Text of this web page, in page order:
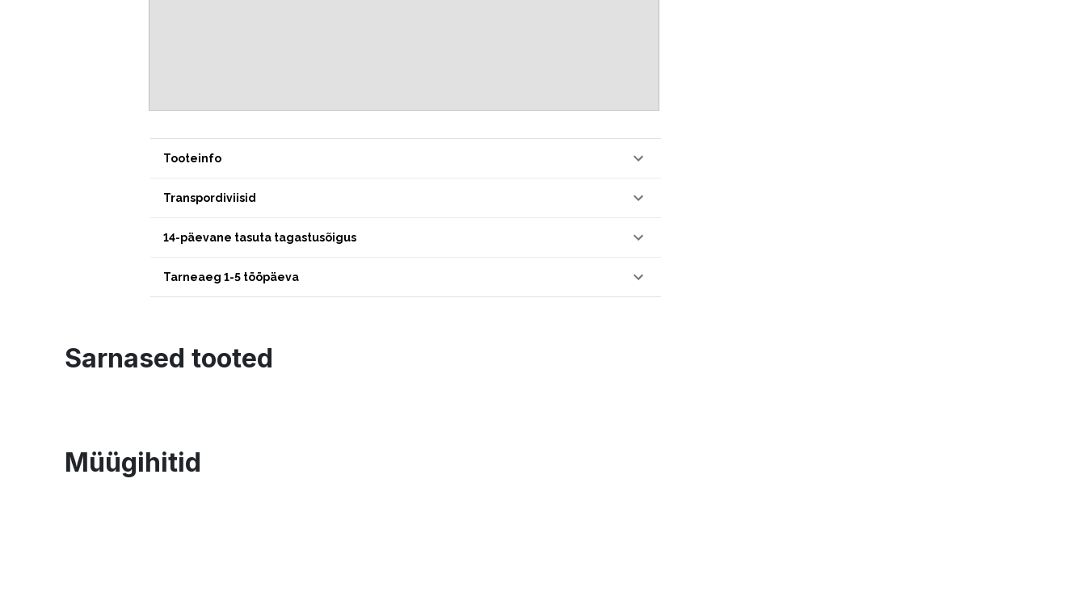
Tooteinfo
Transpordiviisid
14-päevane tasuta tagastusõigus
Tarneaeg 1-5 tööpäeva
Sarnased tooted
Müügihitid